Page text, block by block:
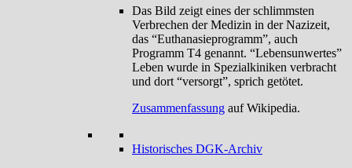
Das Bild zeigt eines der schlimmsten
Verbrechen der Medizin in der Nazizeit,
das “Euthanasieprogramm”, auch
Programm T4 genannt. “Lebensunwertes”
Leben wurde in Spezialkiniken verbracht
und dort “versorgt”, sprich getötet.
Zusammenfassung auf Wikipedia.
Historisches DGK-Archiv